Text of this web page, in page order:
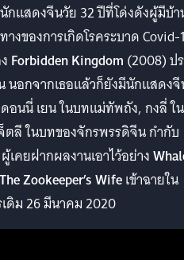
กแสดงจีนวัย 32 ปีที่โด่งดังผู้มีบ้
งของการเกิดโรคระบาด Covid-
Forbidden Kingdom (2008) ป
นอกจากเธอแล้วก็ยังมีนักแสดง
อนนี่ เยน ในบทแม่ทัพถัง, กงลี่ ใน
ลี ในบทของจักรพรรดิจีน กำกับ
คยฝากผลงานเอาไว้อย่าง
The Zookeeper’s Wifeเข้าฉายใน
ดิม 26 มีนาคม 2020